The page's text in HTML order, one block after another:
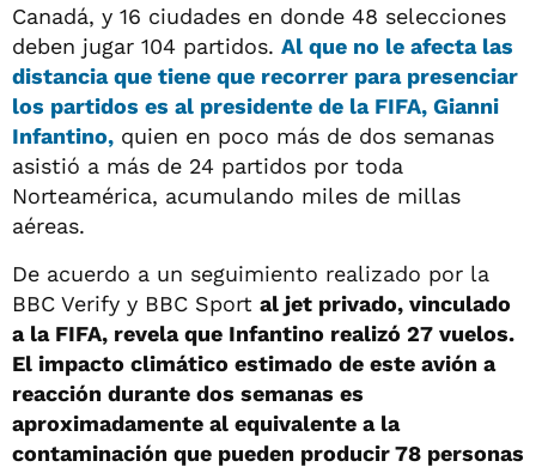
Canadá, y 16 ciudades en donde 48 selecciones
deben jugar 104 partidos. Al que no le afecta las
distancia que tiene que recorrer para presenciar
los partidos es al presidente de la FIFA, Gianni
Infantino, quien en poco más de dos semanas
asistió a más de 24 partidos por toda
Norteamérica, acumulando miles de millas
aéreas.
De acuerdo a un seguimiento realizado por la
BBC Verify y BBC Sport al jet privado, vinculado
a la FIFA, revela que Infantino realizó 27 vuelos.
El impacto climático estimado de este avión a
reacción durante dos semanas es
aproximadamente al equivalente a la
contaminación que pueden producir 78 personas